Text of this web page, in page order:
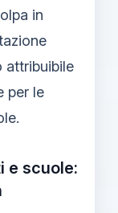
in
attribuibile
per le
e scuole: